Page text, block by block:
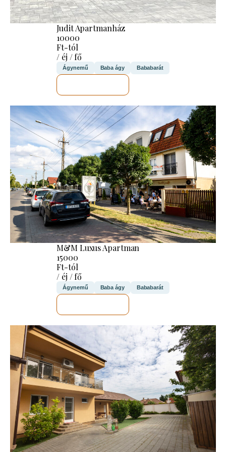
Judit Apartmanház
10000
Ft-tól
/ éj / fő
Ágynemű Baba ágy Bababarát
M&M Luxus Apartman
15000
Ft-tól
/ éj / fő
Ágynemű Baba ágy Bababarát